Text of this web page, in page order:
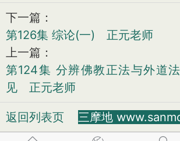
下一篇：
第126集 综论(一) 正元老师
上一篇：
第124集 分辨佛教正法与外道
见 正元老师
返回列表页 三摩地